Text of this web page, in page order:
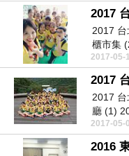
2017
櫃市集
2017-05-
2017
廳 (1)
2017-05-